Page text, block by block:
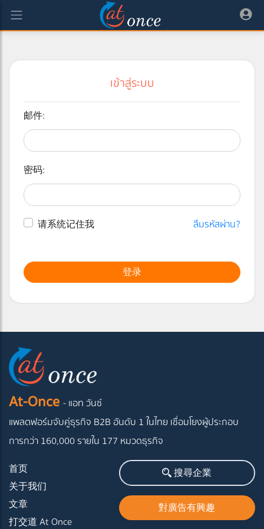
เข้าสู่ระบบ
邮件:
密码:
请系统记住我 ลืมรหัสผ่าน?
登录
At-Once - แอท วันซ์
แพลตฟอร์มจับคู่ธุรกิจ B2B อันดับ 1 ในไทย เชื่อมโยงผู้ประกอบ
การกว่า 160,000 รายใน 177 หมวดธุรกิจ
首页
关于我们
文章
打交道 At Once
搜尋企業
對廣告有興趣